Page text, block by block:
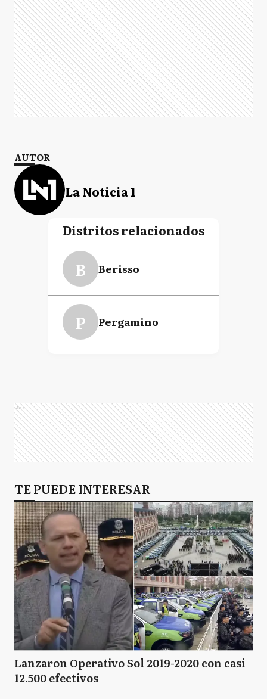
AUTOR
La Noticia 1
Distritos relacionados
B Berisso
P Pergamino
Ads
TE PUEDE INTERESAR
Lanzaron Operativo Sol 2019-2020 con casi
12.500 efectivos